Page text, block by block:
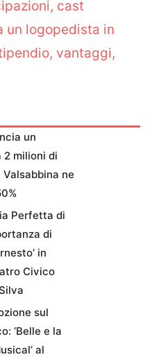
cast
un logopedista in
vantaggi,
un
2 milioni di
ne
Perfetta di
di
in
Civico
sul
‘Belle e la
al